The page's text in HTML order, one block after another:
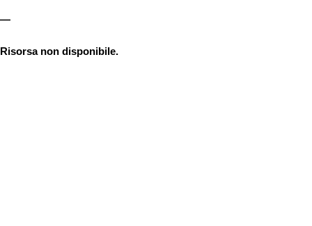
—
Risorsa non disponibile.